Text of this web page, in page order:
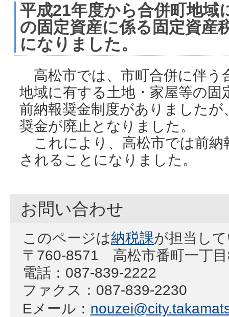
平成21年度から合併町地域
の固定資産に係る固定資産
になりました。
高松市では、市町合併に伴う
地域に有する土地・家屋等の固
前納報奨金制度がありました
奨金が廃止となりました。
これにより、高松市では前納
されることになりました。
お問い合わせ
このページは納税課が担当し
〒760-8571 高松市番町一丁
電話：087-839-2222
ファクス：087-839-2230
Eメール：